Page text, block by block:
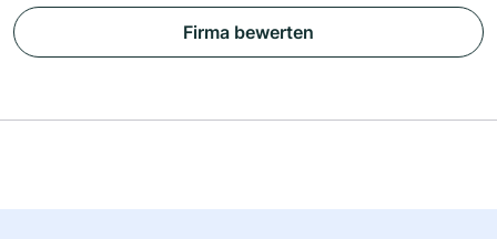
Firma bewerten